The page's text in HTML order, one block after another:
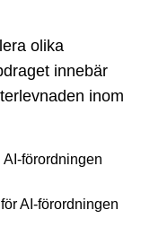
olika
innebär
inom
AI-förordningen
AI-förordningen